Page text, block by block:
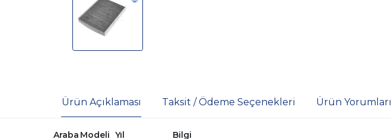
Ürün Açıklaması Taksit / Ödeme Seçenekleri Ürün Yorumları
Araba Modeli Yıl
Bilgi